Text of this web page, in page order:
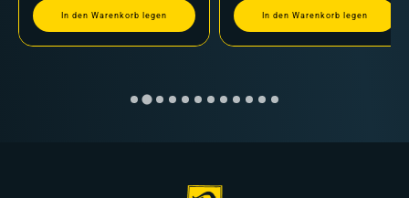
In den Warenkorb legen In den Warenkorb legen